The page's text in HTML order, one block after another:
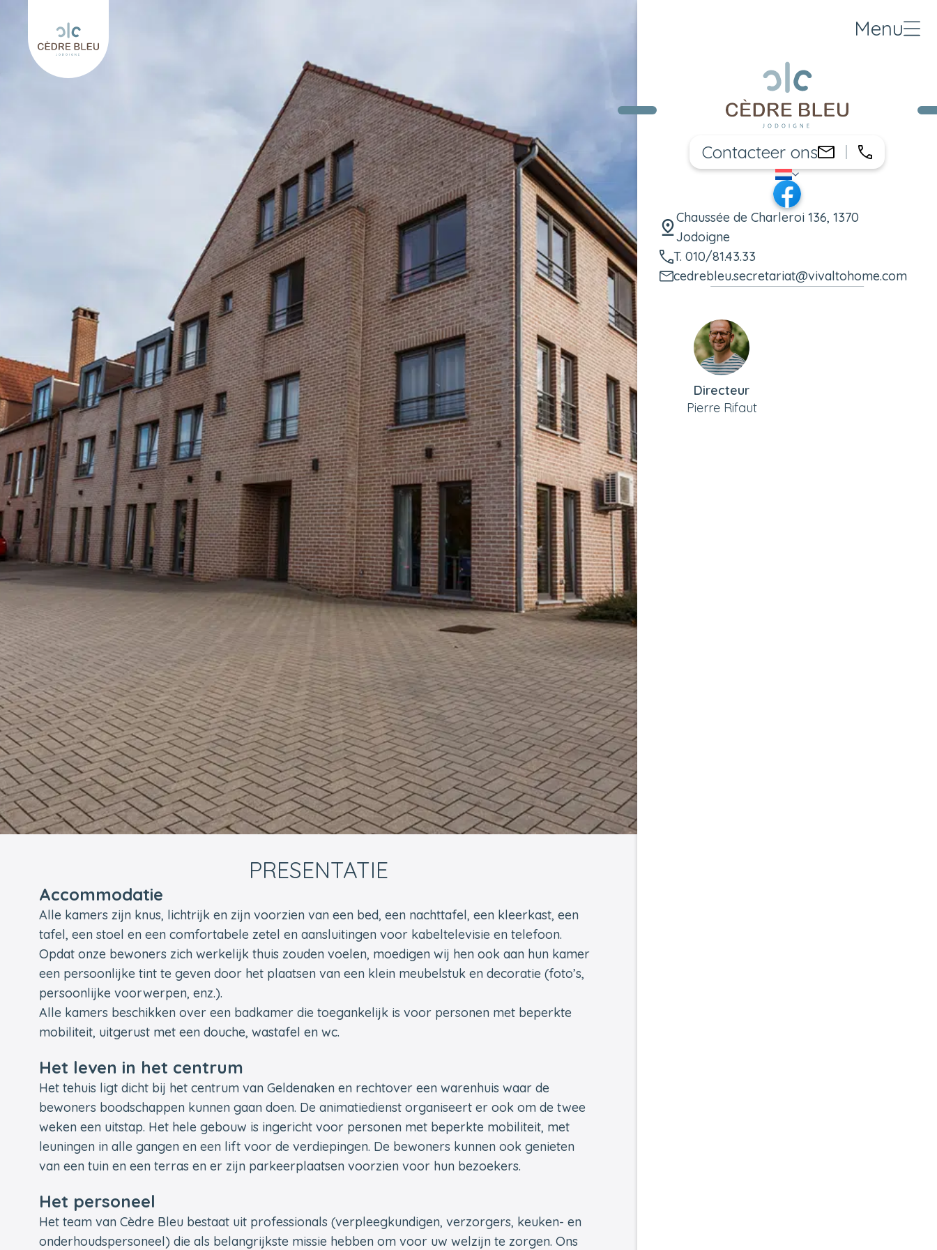
Keer terug naar Le Cèdre Bleu
Menu
PRESENTATIE
Accommodatie
Alle kamers zijn knus, lichtrijk en zijn voorzien van een bed, een nachttafel, een kleerkast, een
tafel, een stoel en een comfortabele zetel en aansluitingen voor kabeltelevisie en telefoon.
Opdat onze bewoners zich werkelijk thuis zouden voelen, moedigen wij hen ook aan hun kamer
een persoonlijke tint te geven door het plaatsen van een klein meubelstuk en decoratie (foto’s,
persoonlijke voorwerpen, enz.).
Alle kamers beschikken over een badkamer die toegankelijk is voor personen met beperkte
mobiliteit, uitgerust met een douche, wastafel en wc.
Het leven in het centrum
Het tehuis ligt dicht bij het centrum van Geldenaken en rechtover een warenhuis waar de
bewoners boodschappen kunnen gaan doen. De animatiedienst organiseert er ook om de twee
weken een uitstap. Het hele gebouw is ingericht voor personen met beperkte mobiliteit, met
leuningen in alle gangen en een lift voor de verdiepingen. De bewoners kunnen ook genieten
van een tuin en een terras en er zijn parkeerplaatsen voorzien voor hun bezoekers.
Het personeel
Het team van Cèdre Bleu bestaat uit professionals (verpleegkundigen, verzorgers, keuken- en
onderhoudspersoneel) die als belangrijkste missie hebben om voor uw welzijn te zorgen. Ons
Contacteer ons
010/
NL Taal wijzigen
Facebook
Chaussée de Charleroi 136, 1370
Jodoigne
T. 010/81.43.33
cedrebleu.secretariat@vivaltohome.com
Directeur
Pierre Rifaut